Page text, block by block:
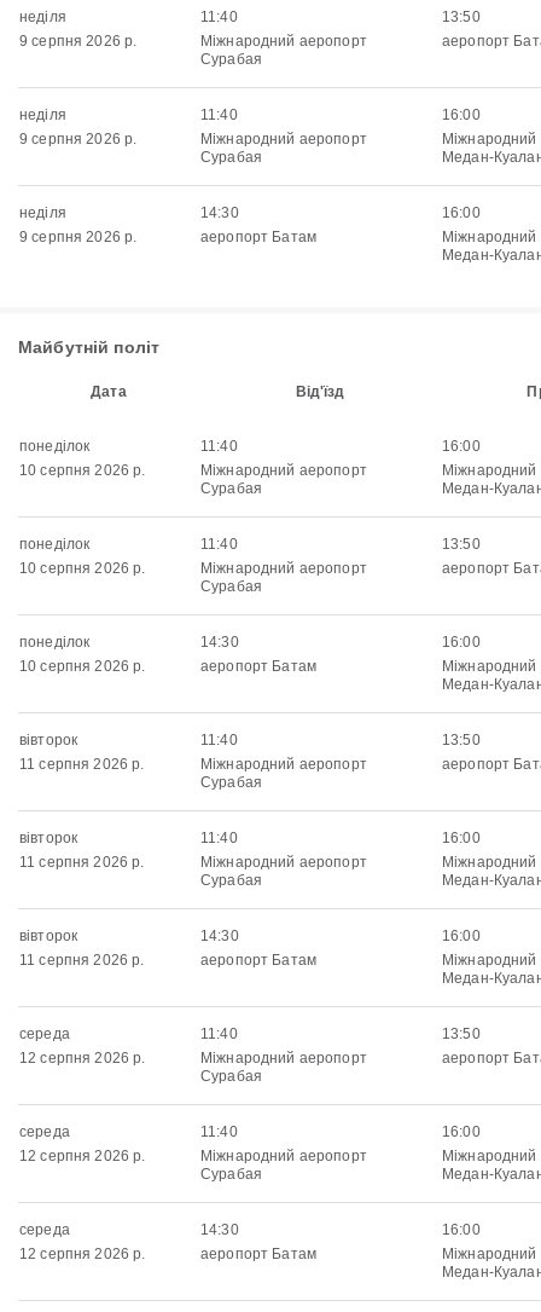
неділя
9 серпня 2026 р.
11:40
Міжнародний аеропорт
Сурабая
13:50
аеропорт
неділя
9 серпня 2026 р.
11:40
Міжнародний аеропорт
Сурабая
16:00
Міжнародний
Медан-
неділя
9 серпня 2026 р.
14:30
аеропорт Батам
16:00
Міжнародний
Медан-
Майбутній політ
Дата Від'їзд
понеділок
10 серпня 2026 р.
11:40
Міжнародний аеропорт
Сурабая
16:00
Міжнародний
Медан-
понеділок
10 серпня 2026 р.
11:40
Міжнародний аеропорт
Сурабая
13:50
аеропорт
понеділок
10 серпня 2026 р.
14:30
аеропорт Батам
16:00
Міжнародний
Медан-
вівторок
11 серпня 2026 р.
11:40
Міжнародний аеропорт
Сурабая
13:50
аеропорт
вівторок
11 серпня 2026 р.
11:40
Міжнародний аеропорт
Сурабая
16:00
Міжнародний
Медан-
вівторок
11 серпня 2026 р.
14:30
аеропорт Батам
16:00
Міжнародний
Медан-
середа
12 серпня 2026 р.
11:40
Міжнародний аеропорт
Сурабая
13:50
аеропорт
середа
12 серпня 2026 р.
11:40
Міжнародний аеропорт
Сурабая
16:00
Міжнародний
Медан-
середа
12 серпня 2026 р.
14:30
аеропорт Батам
16:00
Міжнародний
Медан-